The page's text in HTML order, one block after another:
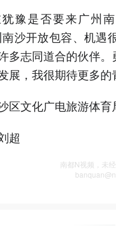
豫是否要来广州
南沙开放包容、机遇
多志同道合的伙伴
展，我很期待更多
区文化广电旅游体育
超
南都N视频，未